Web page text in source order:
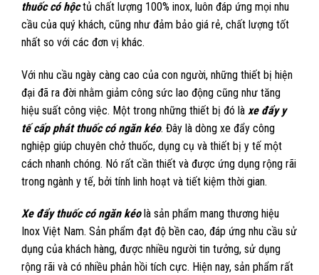
thuốc có hộctủ chất lượng 100% inox, luôn đáp ứng mọi nhu
cầu của quý khách, cũng như đảm bảo giá rẻ, chất lượng tốt
nhất so với các đơn vị khác.
Với nhu cầu ngày càng cao của con người, những thiết bị hiện
đại đã ra đời nhằm giảm công sức lao động cũng như tăng
hiệu suất công việc. Một trong những thiết bị đó là xe đẩy y
tế cấp phát thuốc có ngăn kéo. Đây là dòng xe đẩy công
nghiệp giúp chuyên chở thuốc, dụng cụ và thiết bị y tế một
cách nhanh chóng. Nó rất cần thiết và được ứng dụng rộng rãi
trong ngành y tế, bởi tính linh hoạt và tiết kiệm thời gian.
Xe đẩy thuốc có ngăn kéolà sản phẩm mang thương hiệu
Inox Việt Nam. Sản phẩm đạt độ bền cao, đáp ứng nhu cầu sử
dụng của khách hàng, được nhiều người tin tưởng, sử dụng
rộng rãi và có nhiều phản hồi tích cực. Hiện nay, sản phẩm rất